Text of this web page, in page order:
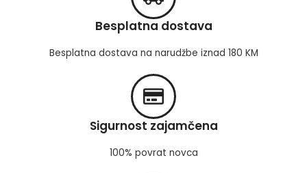
Besplatna dostava
Besplatna dostava na narudžbe iznad 180 KM
Sigurnost zajamčena
100% povrat novca